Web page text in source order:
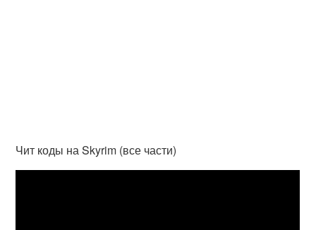
Чит коды на Skyrim (все части)